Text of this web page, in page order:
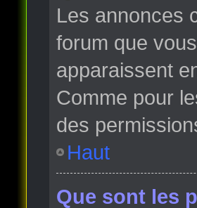
Les annonces
forum que
apparaissent
Comme pour
des
Haut
Que sont les